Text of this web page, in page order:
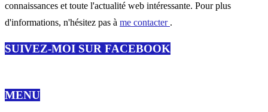
connaissances et toute l'actualité web intéressante. Pour plus
d'informations, n'hésitez pas à me contacter .
SUIVEZ-MOI SUR FACEBOOK
MENU